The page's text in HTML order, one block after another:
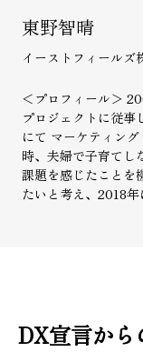
東野智晴
イーストフィール
＜プロフィール＞
プロジェクトに従事
にて マーケティン
時、夫婦で子育てし
課題を感じたことを
たいと考え、2018年
DX宣言か